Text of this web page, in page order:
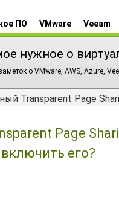
ПО VMware Veeam
нужное о
о VMware, AWS, Azure,
Transparent Page
Page
его?